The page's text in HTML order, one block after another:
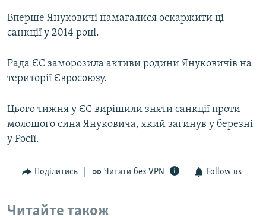
Вперше Януковичі намагалися оскаржити ці
санкції у 2014 році.
Рада ЄС заморозила активи родини Януковичів на
території Євросоюзу.
Цього тижня у ЄС вирішили зняти санкції проти
молошого сина Януковича, який загинув у березні
у Росії.
Поділитись Читати без VPN Follow us
Читайте також